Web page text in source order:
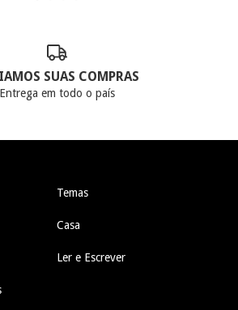
SUAS COMPRAS
Entrega em todo o país
Temas
Casa
Ler e Escrever